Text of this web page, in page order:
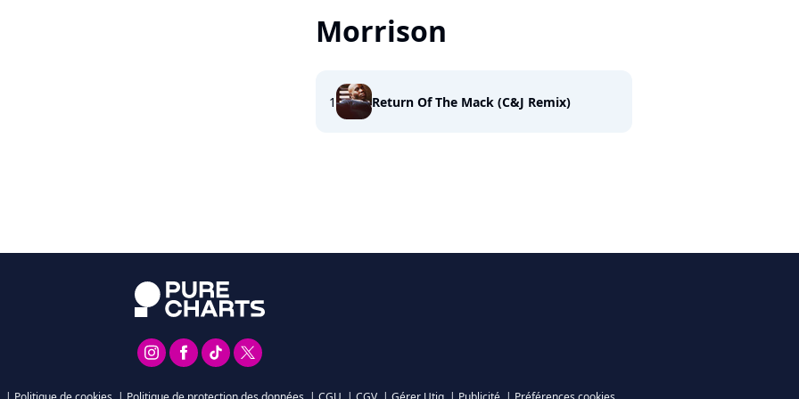
Morrison
1 Return Of The Mack (C&J Remix)